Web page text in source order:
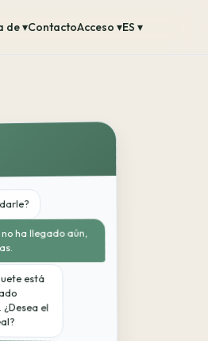
de ▾ContactoAcceso ▾ES ▾
no ha llegado aún,
está
¿Desea el